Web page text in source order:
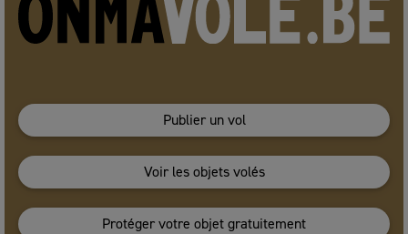
Publier un vol
Voir les objets volés
Protéger votre objet gratuitement